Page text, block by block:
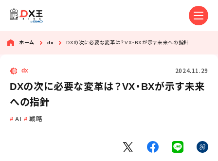
ホーム dx DXの次に必要な変革は？VX・BXが示す未来への指針
dx 2024.11.29
DXの次に必要な変革は？VX・BXが示す未来
への指針
AI 戦略